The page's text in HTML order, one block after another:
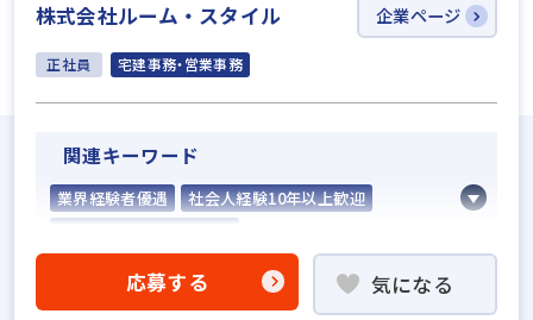
株式会社ルーム・スタイル 企業ページ
正社員 宅建事務・営業事務
関連キーワード
業界経験者優遇
社会人経験10年以上歓迎
高級賃貸仲介営業の経験者歓迎
応募する 気になる